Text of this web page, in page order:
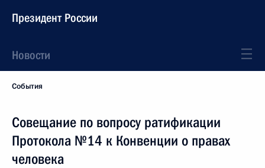
Президент России
Новости
События
Совещание по вопросу ратификации
Протокола №14 к Конвенции о правах
человека